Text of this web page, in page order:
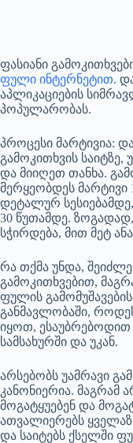
ფასიანი
ფული ინტერნეტით.
აპლიკაციების
პოპულარობას.
პროცესი მარტივია:
გამოკითხვის საიტზე,
და მიიღეთ თანხა.
მერყეობდეს მარტივი
დეტალურ
30 წუთამდე.
სჭირდება, მით მეტ
რა თქმა უნდა,
გამოკითხვებით,
ფულის
განმავლობაში,
იყოთ, ესაუბრებოდით
სამსახურში და უკან.
არსებობს უამრავი
კანონიერია. მაგრამ
მოგატყუებენ და
ათვალიერებს
და საიტებს ქსელში